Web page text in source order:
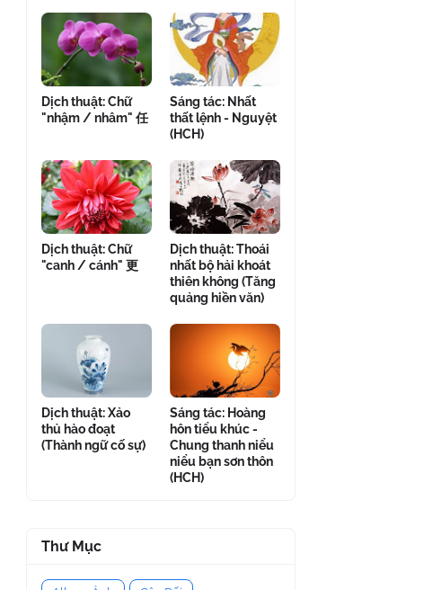
Dịch thuật: Chữ
"nhậm / nhâm" 任
Sáng tác: Nhất
thất lệnh - Nguyệt
(HCH)
Dịch thuật: Chữ
"canh / cánh" 更
Dịch thuật: Thoái
nhất bộ hải khoát
thiên không (Tăng
quảng hiền văn)
Dịch thuật: Xảo
thủ hào đoạt
(Thành ngữ cố sự)
Sáng tác: Hoàng
hôn tiểu khúc -
Chung thanh niểu
niểu bạn sơn thôn
(HCH)
Thư Mục